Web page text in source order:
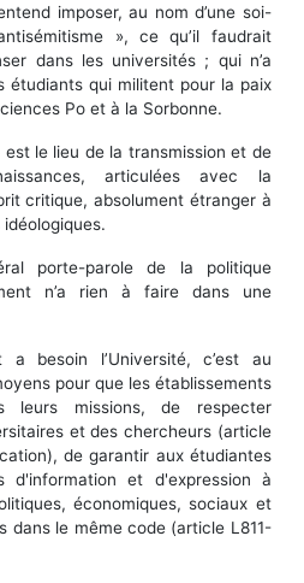
imposer, au nom d’une soi-
», ce qu’il faudrait
dans les universités ; qui n’a
étudiants qui militent pour la paix
Po et à la Sorbonne.
est le lieu de la transmission et de
articulées avec la
critique, absolument étranger à
porte-parole de la politique
n’a rien à faire dans une
besoin l’Université, c’est au
pour que les établissements
leurs missions, de respecter
et des chercheurs (article
de garantir aux étudiantes
d'information et d'expression à
économiques, sociaux et
dans le même code (article L811-